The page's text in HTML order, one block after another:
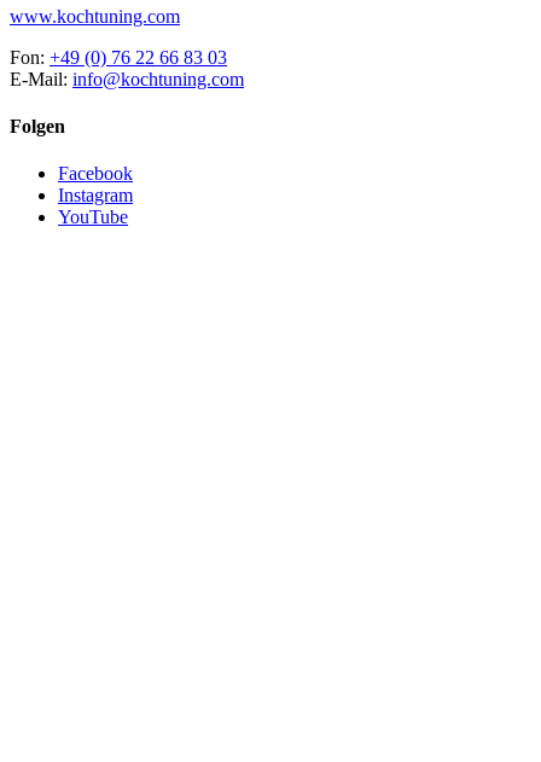
www.kochtuning.com
Fon: +49 (0) 76 22 66 83 03
E-Mail: info@kochtuning.com
Folgen
Facebook
Instagram
YouTube